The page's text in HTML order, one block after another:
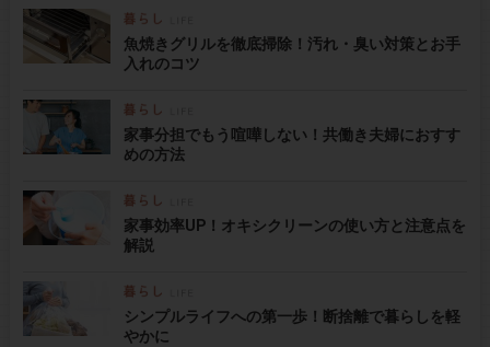
魚焼きグリルを徹底掃除！汚れ・臭い対策とお手
入れのコツ
家事分担でもう喧嘩しない！共働き夫婦におすす
めの方法
家事効率UP！オキシクリーンの使い方と注意点を
解説
シンプルライフへの第一歩！断捨離で暮らしを軽
やかに